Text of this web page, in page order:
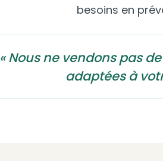
besoins en
« Nous ne vendons pas
adaptées à